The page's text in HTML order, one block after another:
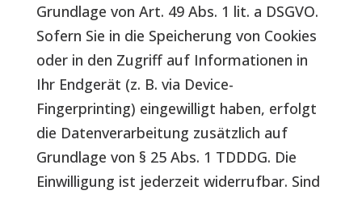
Grundlage von Art. 49 Abs. 1 lit. a DSGVO.
Sofern Sie in die Speicherung von Cookies
oder in den Zugriff auf Informationen in
Ihr Endgerät (z. B. via Device-
Fingerprinting) eingewilligt haben, erfolgt
die Datenverarbeitung zusätzlich auf
Grundlage von § 25 Abs. 1 TDDDG. Die
Einwilligung ist jederzeit widerrufbar. Sind